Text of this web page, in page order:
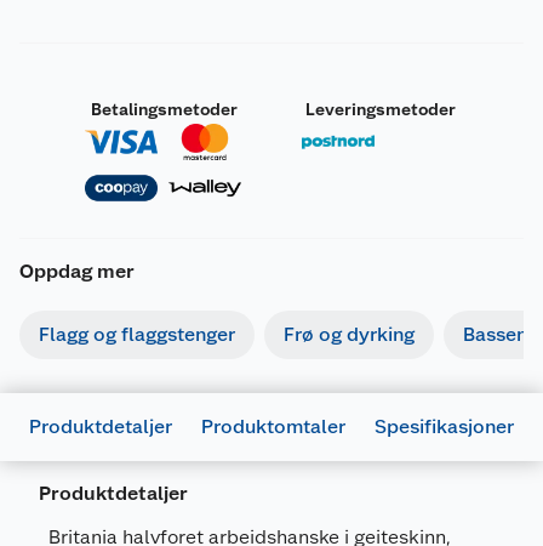
Betalingsmetoder Leveringsmetoder
Oppdag mer
Flagg og flaggstenger Frø og dyrking Basseng
Produktdetaljer Produktomtaler Spesifikasjoner
Produktdetaljer
Britania halvforet arbeidshanske i geiteskinn,